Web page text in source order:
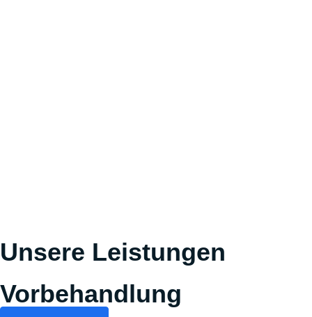
Unsere Leistungen
Vorbehandlung